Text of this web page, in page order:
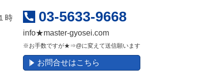
時 03-5633-9668
info★master-gyosei.com
※お手数ですが★⇒@に変えて送信願います
お問合せはこちら